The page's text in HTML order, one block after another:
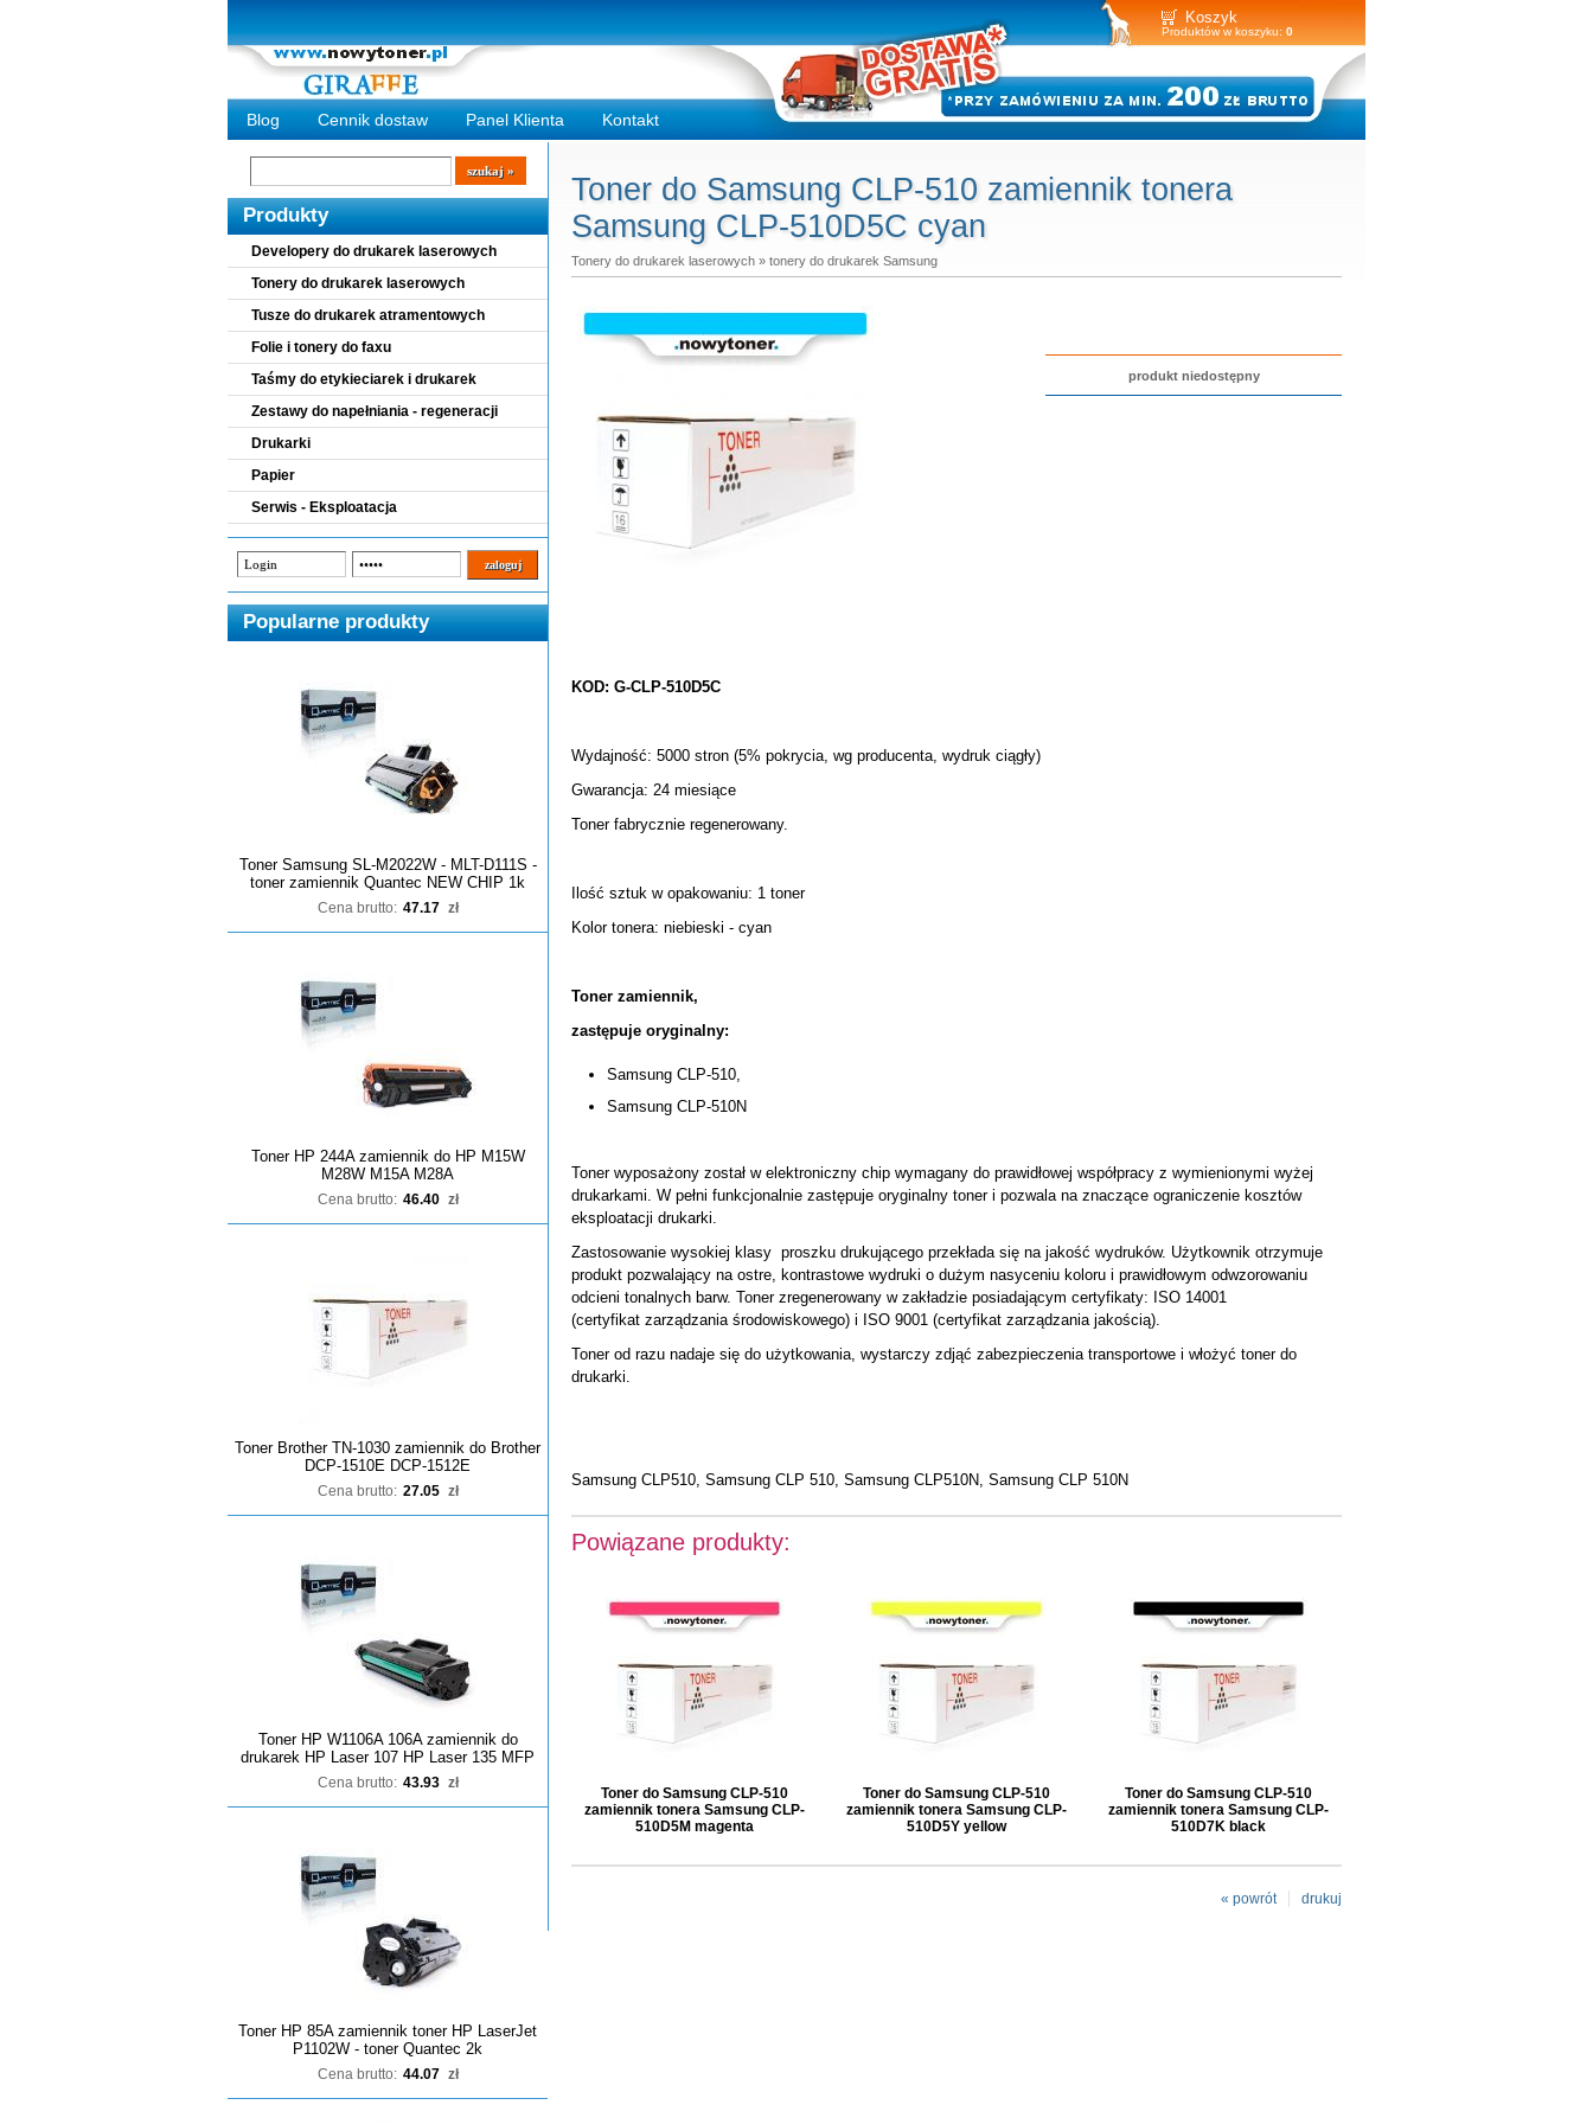
Koszyk
Produktów w koszyku: 0
Blog Cennik dostaw Panel Klienta Kontakt
Wyszukiwarka
szukaj
Produkty
Developery do drukarek laserowych
Tonery do drukarek laserowych
Tusze do drukarek atramentowych
Folie i tonery do faxu
Taśmy do etykieciarek i drukarek
Zestawy do napełniania - regeneracji
Drukarki
Papier
Serwis - Eksploatacja
Popularne produkty
Toner Samsung SL-M2022W - MLT-D111S -
toner zamiennik Quantec NEW CHIP 1k
Cena brutto: 47.17 zł
Toner HP 244A zamiennik do HP M15W
M28W M15A M28A
Cena brutto: 46.40 zł
Toner Brother TN-1030 zamiennik do Brother
DCP-1510E DCP-1512E
Cena brutto: 27.05 zł
Toner HP W1106A 106A zamiennik do
drukarek HP Laser 107 HP Laser 135 MFP
Cena brutto: 43.93 zł
Toner HP 85A zamiennik toner HP LaserJet
P1102W - toner Quantec 2k
Cena brutto: 44.07 zł
Toner do Samsung CLP-510 zamiennik tonera
Samsung CLP-510D5C cyan
Tonery do drukarek laserowych » tonery do drukarek Samsung
produkt niedostępny
KOD: G-CLP-510D5C
Wydajność: 5000 stron (5% pokrycia, wg producenta, wydruk ciągły)
Gwarancja: 24 miesiące
Toner fabrycznie regenerowany.
Ilość sztuk w opakowaniu: 1 toner
Kolor tonera: niebieski - cyan
Toner zamiennik,
zastępuje oryginalny:
Samsung CLP-510,
Samsung CLP-510N
Toner wyposażony został w elektroniczny chip wymagany do prawidłowej współpracy z wymienionymi wyżej
drukarkami. W pełni funkcjonalnie zastępuje oryginalny toner i pozwala na znaczące ograniczenie kosztów
eksploatacji drukarki.
Zastosowanie wysokiej klasy proszku drukującego przekłada się na jakość wydruków. Użytkownik otrzymuje
produkt pozwalający na ostre, kontrastowe wydruki o dużym nasyceniu koloru i prawidłowym odwzorowaniu
odcieni tonalnych barw. Toner zregenerowany w zakładzie posiadającym certyfikaty: ISO 14001
(certyfikat zarządzania środowiskowego) i ISO 9001 (certyfikat zarządzania jakością).
Toner od razu nadaje się do użytkowania, wystarczy zdjąć zabezpieczenia transportowe i włożyć toner do
drukarki.
Samsung CLP510, Samsung CLP 510, Samsung CLP510N, Samsung CLP 510N
Powiązane produkty:
Toner do Samsung CLP-510
zamiennik tonera Samsung CLP-
510D5M magenta
Toner do Samsung CLP-510
zamiennik tonera Samsung CLP-
510D5Y yellow
Toner do Samsung CLP-510
zamiennik tonera Samsung CLP-
510D7K black
drukuj
« powrót